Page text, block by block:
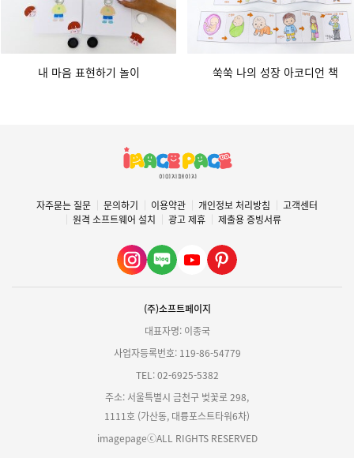
내 마음 표현하기 놀이 쑥쑥 나의 성장 아코디언 책
자주묻는 질문 문의하기 이용약관 개인정보 처리방침
고객센터
원격 소프트웨어 설치
광고 제휴 제출용 증빙서류
(주)소프트페이지
대표자명: 이종국
사업자등록번호: 119-86-54779
TEL: 02-6925-5382
주소: 서울특별시 금천구 벚꽃로 298,
1111호 (가산동, 대륭포스트타워6차)
imagepageⓒALL RIGHTS RESERVED